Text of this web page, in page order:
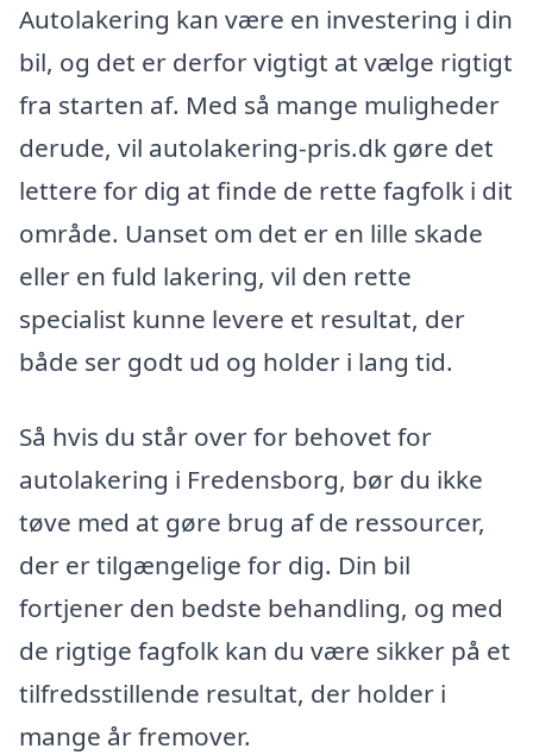
Autolakering kan være en investering i din
bil, og det er derfor vigtigt at vælge rigtigt
fra starten af. Med så mange muligheder
derude, vil autolakering-pris.dk gøre det
lettere for dig at finde de rette fagfolk i dit
område. Uanset om det er en lille skade
eller en fuld lakering, vil den rette
specialist kunne levere et resultat, der
både ser godt ud og holder i lang tid.
Så hvis du står over for behovet for
autolakering i Fredensborg, bør du ikke
tøve med at gøre brug af de ressourcer,
der er tilgængelige for dig. Din bil
fortjener den bedste behandling, og med
de rigtige fagfolk kan du være sikker på et
tilfredsstillende resultat, der holder i
mange år fremover.